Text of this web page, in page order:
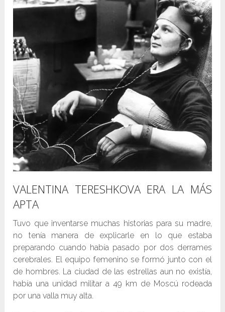
VALENTINA TERESHKOVA ERA LA MÁS
APTA
Tuvo que inventarse muchas historias para su madre,
no tenía manera de explicarle en lo que estaba
preparando cuando había pasado por dos derrames
cerebrales. El equipo femenino se formó junto con el
de hombres. La ciudad de las estrellas aun no existía,
había una unidad militar a 49 km de Moscú rodeada
por una valla muy alta.